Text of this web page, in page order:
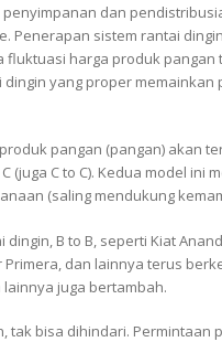
dan
Penerapan sistem rantai
fluktuasi harga produk
yang proper
pangan (pangan) akan
(juga C to C). Kedua model
(saling mendukung
B to B, seperti Kiat
Primera, dan lainnya terus
lainnya juga bertambah.
tak bisa dihindari.